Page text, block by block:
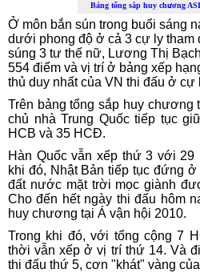
Bảng tổng sắp huy chương
Ở môn bắn sún trong buổi sáng
dưới phong độ ở cả 3 cự ly tham
súng 3 tư thế nữ, Lương Thị
554 điểm và vị trí ở bảng xếp
thủ duy nhất của VN thi đấu ở cự
Trên bảng tổng sắp huy chương
chủ nhà Trung Quốc tiếp tục
HCB và 35 HCĐ.
Hàn Quốc vẫn xếp thứ 3 với
khi đó, Nhật Bản tiếp tục đứng
đất nước mặt trời mọc giành
Cho đến hết ngày thi đấu hôm
huy chương tại Á vận hội 2010.
Trong khi đó, với tổng cộng 7
thời vẫn xếp ở vị trí thứ 14. Và
thi đấu thứ 5, cơn "khát" vàng